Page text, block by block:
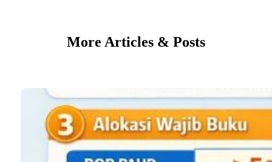
More Articles & Posts